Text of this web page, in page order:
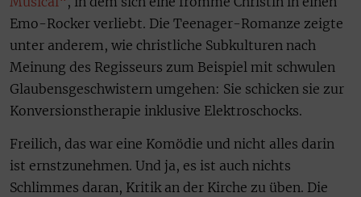
Emo-Rocker verliebt. Die Teenager-Romanze zeigte
unter anderem, wie christliche Subkulturen nach
Meinung des Regisseurs zum Beispiel mit schwulen
Glaubensgeschwistern umgehen: Sie schicken sie zur
Konversionstherapie inklusive Elektroschocks.
Freilich, das war eine Komödie und nicht alles darin
ist ernstzunehmen. Und ja, es ist auch nichts
Schlimmes daran, Kritik an der Kirche zu üben. Die